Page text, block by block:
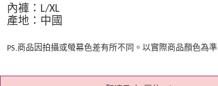
國際配送
內褲：L/XL
產地：中國
PS.商品因拍攝或螢幕色差有所不同。以實際商品顏色為準